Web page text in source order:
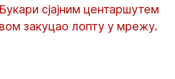
сјајним центаршутем
закуцао лопту у мрежу.